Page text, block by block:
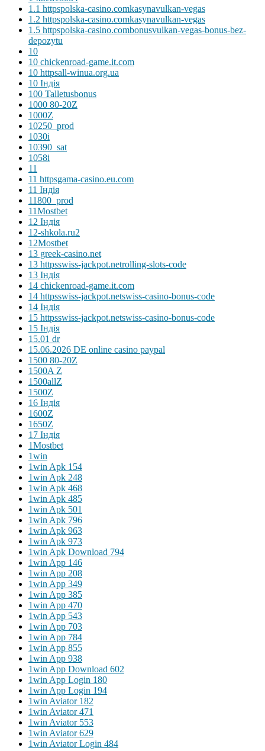
1.1 httpspolska-casino.comkasynavulkan-vegas
1.2 httpspolska-casino.comkasynavulkan-vegas
1.5 httpspolska-casino.combonusvulkan-vegas-bonus-bez-
depozytu
10
10 chickenroad-game.it.com
10 httpsall-winua.org.ua
10 Індія
100 Talletusbonus
1000 80-20Z
1000Z
10250_prod
1030i
10390_sat
1058i
11
11 httpsgama-casino.eu.com
11 Індія
11800_prod
11Mostbet
12 Індія
12-shkola.ru2
12Mostbet
13 greek-casino.net
13 httpsswiss-jackpot.netrolling-slots-code
13 Індія
14 chickenroad-game.it.com
14 httpsswiss-jackpot.netswiss-casino-bonus-code
14 Індія
15 httpsswiss-jackpot.netswiss-casino-bonus-code
15 Індія
15.01 dr
15.06.2026 DE online casino paypal
1500 80-20Z
1500A Z
1500allZ
1500Z
16 Індія
1600Z
1650Z
17 Індія
1Mostbet
1win
1win Apk 154
1win Apk 248
1win Apk 468
1win Apk 485
1win Apk 501
1win Apk 796
1win Apk 963
1win Apk 973
1win Apk Download 794
1win App 146
1win App 208
1win App 349
1win App 385
1win App 470
1win App 543
1win App 703
1win App 784
1win App 855
1win App 938
1win App Download 602
1win App Login 180
1win App Login 194
1win Aviator 182
1win Aviator 471
1win Aviator 553
1win Aviator 629
1win Aviator Login 484